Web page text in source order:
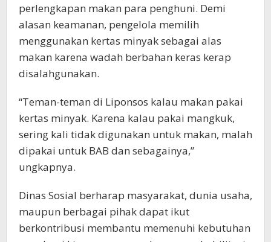
perlengkapan makan para penghuni. Demi
alasan keamanan, pengelola memilih
menggunakan kertas minyak sebagai alas
makan karena wadah berbahan keras kerap
disalahgunakan.
“Teman-teman di Liponsos kalau makan pakai
kertas minyak. Karena kalau pakai mangkuk,
sering kali tidak digunakan untuk makan, malah
dipakai untuk BAB dan sebagainya,”
ungkapnya.
Dinas Sosial berharap masyarakat, dunia usaha,
maupun berbagai pihak dapat ikut
berkontribusi membantu memenuhi kebutuhan